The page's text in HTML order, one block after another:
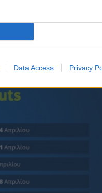
Data Access Privacy